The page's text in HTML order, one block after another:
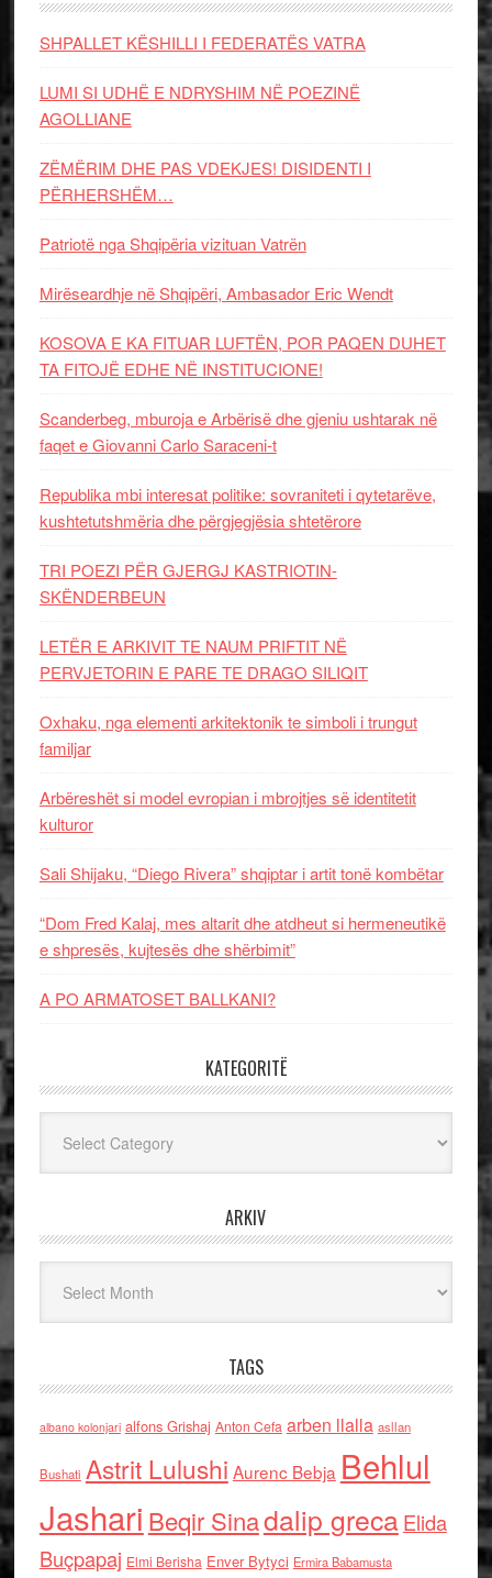
SHPALLET KËSHILLI I FEDERATËS VATRA
LUMI SI UDHË E NDRYSHIM NË POEZINË
AGOLLIANE
ZËMËRIM DHE PAS VDEKJES! DISIDENTI I
PËRHERSHËM…
Patriotë nga Shqipëria vizituan Vatrën
Mirëseardhje në Shqipëri, Ambasador Eric Wendt
KOSOVA E KA FITUAR LUFTËN, POR PAQEN DUHET
TA FITOJË EDHE NË INSTITUCIONE!
Scanderbeg, mburoja e Arbërisë dhe gjeniu ushtarak në
faqet e Giovanni Carlo Saraceni-t
Republika mbi interesat politike: sovraniteti i qytetarëve,
kushtetutshmëria dhe përgjegjësia shtetërore
TRI POEZI PËR GJERGJ KASTRIOTIN-
SKËNDERBEUN
LETËR E ARKIVIT TE NAUM PRIFTIT NË
PERVJETORIN E PARE TE DRAGO SILIQIT
Oxhaku, nga elementi arkitektonik te simboli i trungut
familjar
Arbëreshët si model evropian i mbrojtjes së identitetit
kulturor
Sali Shijaku, “Diego Rivera” shqiptar i artit tonë kombëtar
“Dom Fred Kalaj, mes altarit dhe atdheut si hermeneutikë
e shpresës, kujtesës dhe shërbimit”
A PO ARMATOSET BALLKANI?
KATEGORITË
ARKIV
TAGS
albano kolonjari alfons Grishaj Anton Cefa arben llalla asllan
Bushati Astrit Lulushi Aurenc Bebja Behlul
Jashari Beqir Sinadalip grecaElida
Buçpapaj Elmi Berisha Enver Bytyci Ermira Babamusta